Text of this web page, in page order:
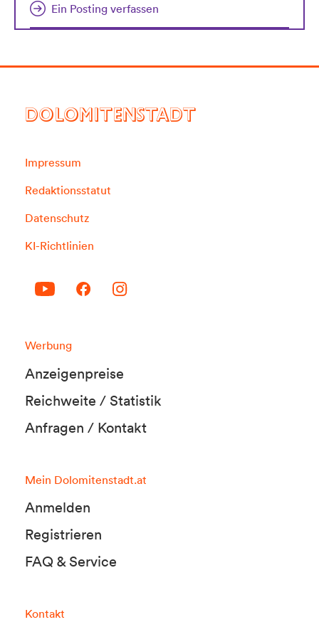
Ein Posting verfassen
DOLOMITENSTADT
Impressum
Redaktionsstatut
Datenschutz
KI-Richtlinien
Werbung
Anzeigenpreise
Reichweite / Statistik
Anfragen / Kontakt
Mein Dolomitenstadt.at
Anmelden
Registrieren
FAQ & Service
Kontakt